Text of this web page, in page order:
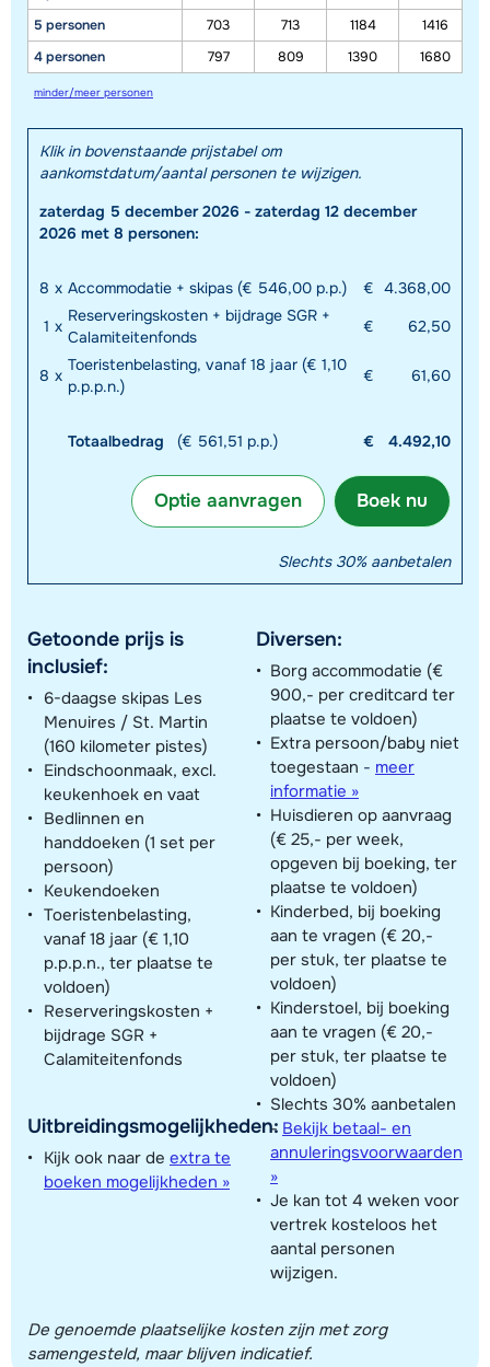
5 personen
4 personen
703
713 1184
1416
797
809 1390 1680
minder/meer personen
Klik in bovenstaande prijstabel om
aankomstdatum/aantal personen te wijzigen.
zaterdag 5 december 2026 - zaterdag 12 december
2026 met 8 personen:
8 x Accommodatie + skipas (€ 546,00 p.p.) € 4.368,00
1 x
Reserveringskosten + bijdrage SGR +
Calamiteitenfonds
€ 62,50
8 x
Toeristenbelasting, vanaf 18 jaar (€ 1,10
p.p.p.n.)
€ 61,60
Totaalbedrag (€ 561,51 p.p.) € 4.492,10
Boek nu
Optie aanvragen
Slechts 30% aanbetalen
Getoonde prijs is
inclusief:
6-daagse skipas Les
Menuires / St. Martin
(160 kilometer pistes)
Eindschoonmaak, excl.
keukenhoek en vaat
Bedlinnen en
handdoeken (1 set per
persoon)
Keukendoeken
Toeristenbelasting,
vanaf 18 jaar (€ 1,10
p.p.p.n., ter plaatse te
voldoen)
Reserveringskosten +
bijdrage SGR +
Calamiteitenfonds
Uitbreidingsmogelijkheden:
Kijk ook naar de extra te
boeken mogelijkheden »
Diversen:
Borg accommodatie (€
900,- per creditcard ter
plaatse te voldoen)
Extra persoon/baby niet
toegestaan - meer
informatie »
Huisdieren op aanvraag
(€ 25,- per week,
opgeven bij boeking, ter
plaatse te voldoen)
Kinderbed, bij boeking
aan te vragen (€ 20,-
per stuk, ter plaatse te
voldoen)
Kinderstoel, bij boeking
aan te vragen (€ 20,-
per stuk, ter plaatse te
voldoen)
Slechts 30% aanbetalen
- Bekijk betaal- en
annuleringsvoorwaarden
»
Je kan tot 4 weken voor
vertrek kosteloos het
aantal personen
wijzigen.
De genoemde plaatselijke kosten zijn met zorg
samengesteld, maar blijven indicatief.